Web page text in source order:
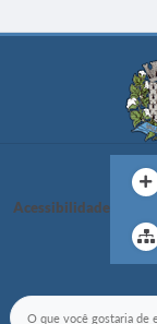
Acessibilidade